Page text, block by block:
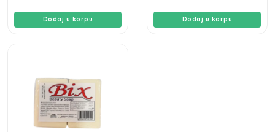
Dodaj u korpu Dodaj u korpu